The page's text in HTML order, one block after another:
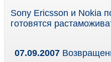
Sony Ericsson и Nokia
готовятся
07.09.2007